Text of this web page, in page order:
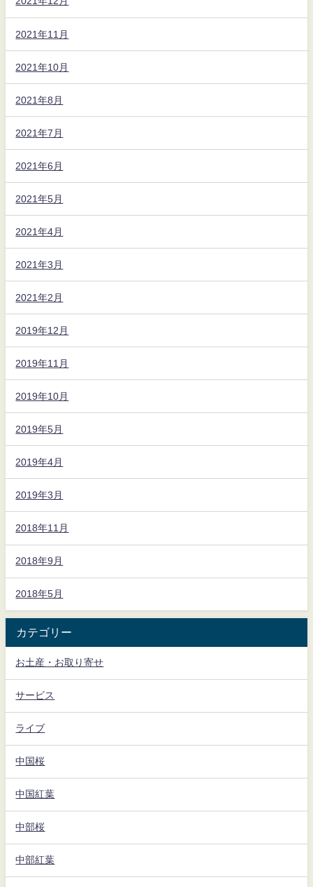
2021年11月
2021年10月
2021年8月
2021年7月
2021年6月
2021年5月
2021年4月
2021年3月
2021年2月
2019年12月
2019年11月
2019年10月
2019年5月
2019年4月
2019年3月
2018年11月
2018年9月
2018年5月
カテゴリー
お土産・お取り寄せ
サービス
ライブ
中国桜
中国紅葉
中部桜
中部紅葉